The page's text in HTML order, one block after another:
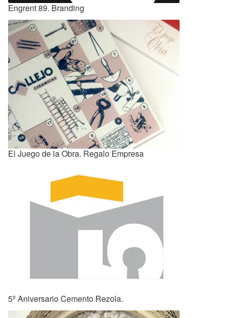
Engrent 89. Branding
El Juego de la Obra. Regalo Empresa
5º Aniversario Cemento Rezola.